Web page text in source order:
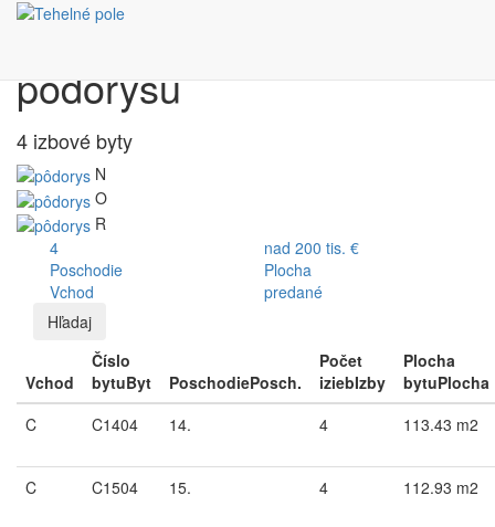
pôdorysu
4 izbové byty
N
O
R
4
nad 200 tis. €
Poschodie
Plocha
Vchod
predané
Hľadaj
Vchod
Číslo
bytuByt PoschodiePosch.
Počet
iziebIzby
Plocha
bytuPlocha
C
C1404 14. 4 113.43 m2
C C1504 15. 4 112.93 m2